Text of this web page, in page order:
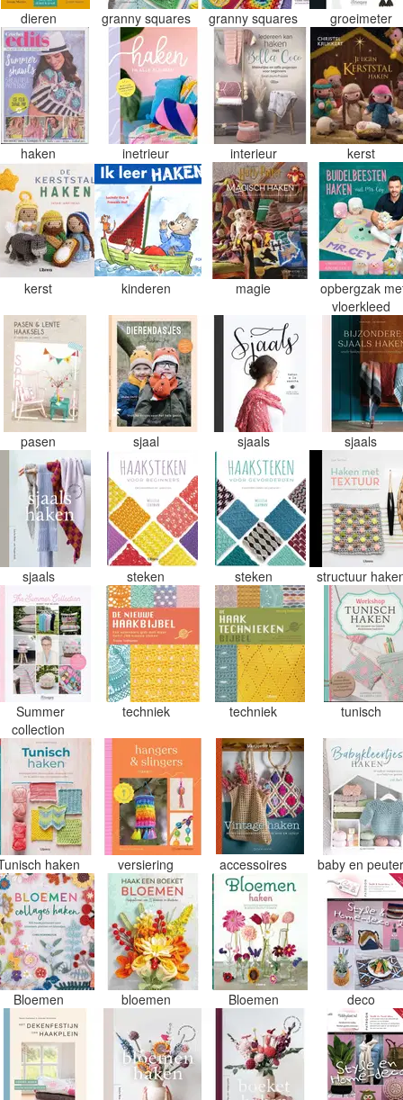
dieren granny squares granny squares groeimeter
haken inetrieur interieur kerst
kerst kinderen magie
opbergzak
vloerkleed
pasen sjaal sjaals sjaals
sjaals steken steken structuur
Summer
collection
techniek techniek tunisch
haken versiering accessoires baby en
Bloemen bloemen Bloemen deco